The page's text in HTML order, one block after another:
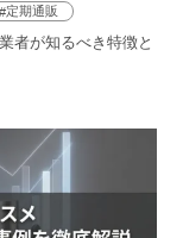
定期通販
者が知るべき特徴と